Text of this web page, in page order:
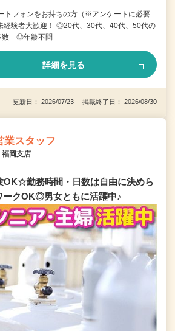
トフォンをお持ちの方（※アンケートに必要
経験者大歓迎！ ◎20代、30代、40代、50代の
数 ◎年齢不問
詳細を見る
更新日： 2026/07/23 掲載終了日： 2026/08/30
業スタッフ
岡支店
OK☆勤務時間・日数は自由に決めら
ークOK◎男女ともに活躍中♪